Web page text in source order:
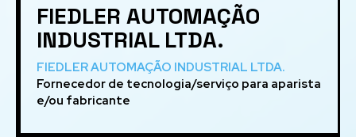
FIEDLER AUTOMAÇÃO
INDUSTRIAL LTDA.
FIEDLER AUTOMAÇÃO INDUSTRIAL LTDA.
Fornecedor de tecnologia/serviço para aparista
e/ou fabricante